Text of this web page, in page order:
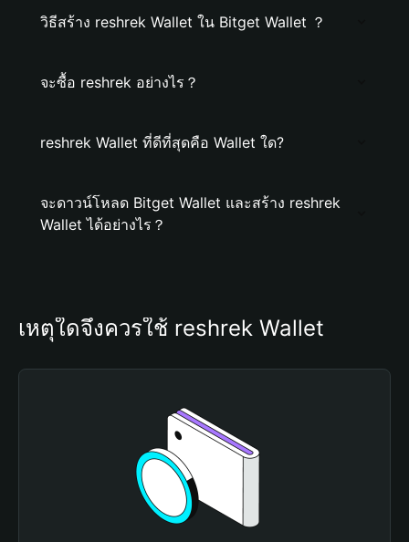
วิธีสร้าง reshrek Wallet ใน Bitget Wallet ？
จะซื้อ reshrek อย่างไร？
reshrek Wallet ที่ดีที่สุดคือ Wallet ใด?
จะดาวน์โหลด Bitget Wallet และสร้าง reshrek
Wallet ได้อย่างไร？
เหตุใดจึงควรใช้ reshrek Wallet